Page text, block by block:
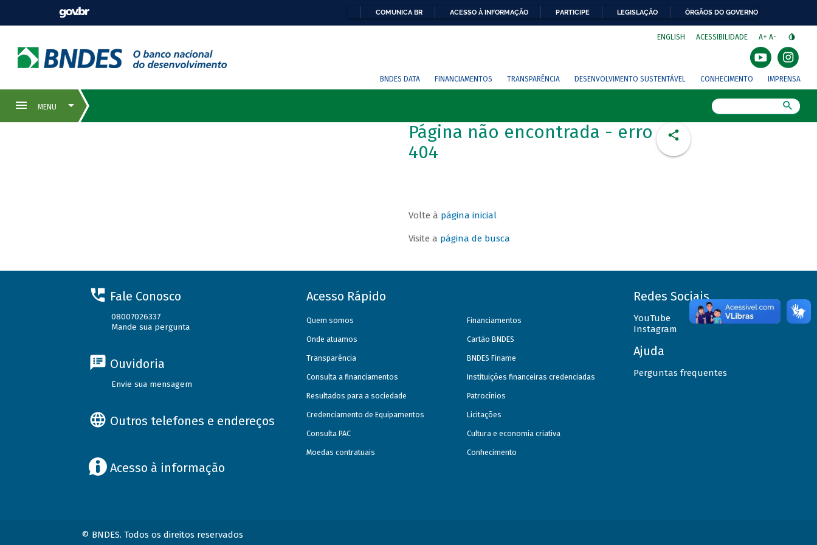
COMUNICA BR ACESSO À INFORMAÇÃO PARTICIPE LEGISLAÇÃO ÓRGÃOS DO GOVERNO
ENGLISH ACESSIBILIDADE A+ A-
BNDES DATA FINANCIAMENTOS TRANSPARÊNCIA DESENVOLVIMENTO SUSTENTÁVEL CONHECIMENTO IMPRENSA
Página não encontrada - erro
404
Volte à página inicial
Visite a página de busca
Fale Conosco
08007026337
Mande sua pergunta
Ouvidoria
Envie sua mensagem
Outros telefones e endereços
Acesso à informação
Acesso Rápido
Quem somos
Onde atuamos
Transparência
Consulta a financiamentos
Resultados para a sociedade
Credenciamento de Equipamentos
Consulta PAC
Moedas contratuais
Financiamentos
Cartão BNDES
BNDES Finame
Instituições financeiras credenciadas
Patrocínios
Licitações
Cultura e economia criativa
Conhecimento
Redes Sociais
YouTube
Instagram
Ajuda
Perguntas frequentes
© BNDES. Todos os direitos reservados